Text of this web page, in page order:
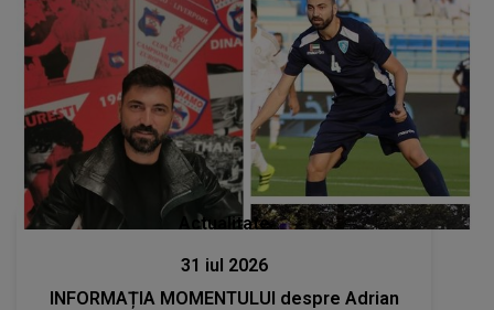
Actualitate
31 iul 2026
INFORMAȚIA MOMENTULUI despre Adrian